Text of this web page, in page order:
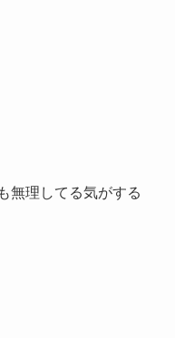
無理してる気がする